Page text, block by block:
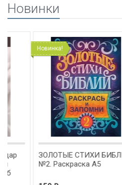
Новинки
Новинка!
ЗОЛОТЫЕ СТИХИ БИБЛИИ
№2. Раскраска А5